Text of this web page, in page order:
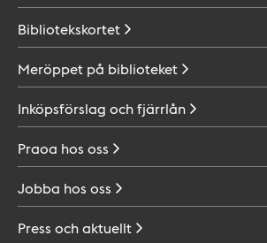
Bibliotekskortet
Meröppet på biblioteket
Inköpsförslag ochfjärrlån
Praoa hos oss
Jobba hos oss
Press ochaktuellt